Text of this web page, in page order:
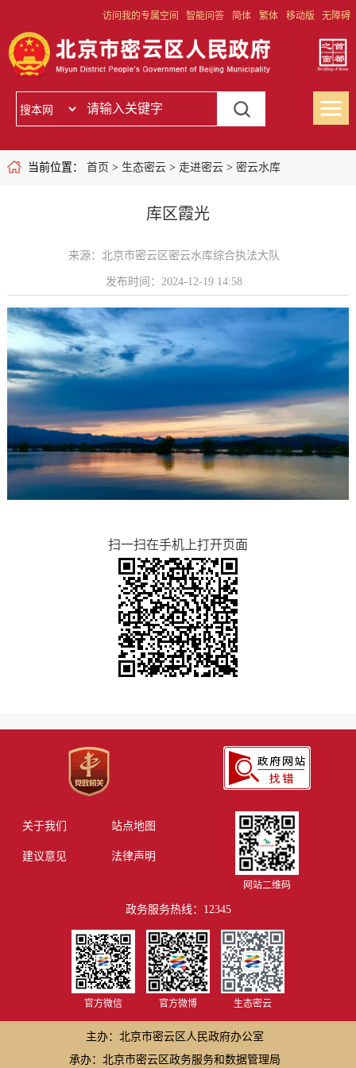
访问我的专属空间 智能问答 简体 繁体 移动版 无障碍
当前位置： 首页 > 生态密云> 走进密云> 密云水库
库区霞光
来源：北京市密云区密云水库综合执法大队
发布时间：2024-12-19 14:58
扫一扫在手机上打开页面
关于我们 站点地图
建议意见 法律声明
网站二维码
政务服务热线：12345
官方微信 官方微博 生态密云
主办：北京市密云区人民政府办公室
承办：北京市密云区政务服务和数据管理局